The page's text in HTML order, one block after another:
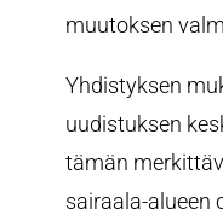
muutoksen
Yhdistyksen
uudistuksen
tämän
sairaala-alueen